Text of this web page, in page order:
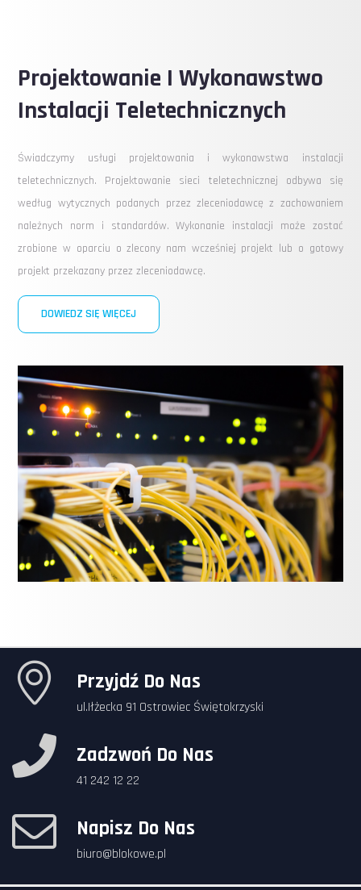
Projektowanie I Wykonawstwo
Instalacji Teletechnicznych
Świadczymy usługi projektowania i wykonawstwa instalacji
teletechnicznych. Projektowanie sieci teletechnicznej odbywa się
według wytycznych podanych przez zleceniodawcę z zachowaniem
należnych norm i standardów. Wykonanie instalacji może zostać
zrobione w oparciu o zlecony nam wcześniej projekt lub o gotowy
projekt przekazany przez zleceniodawcę.
DOWIEDZ SIĘ WIĘCEJ
Przyjdź Do Nas
ul.Iłżecka 91 Ostrowiec Świętokrzyski
Zadzwoń Do Nas
41 242 12 22
Napisz Do Nas
biuro@blokowe.pl